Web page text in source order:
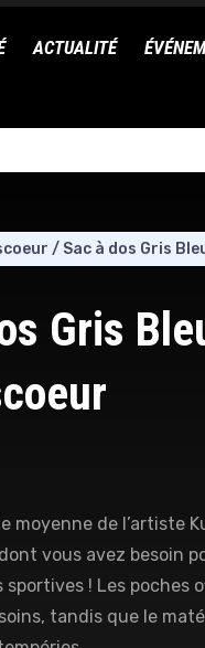
ACTUALITÉ
/ Sac à dos Gris
Gris
moyenne de l’artiste
dont vous avez besoin
! Les poches
tandis que le